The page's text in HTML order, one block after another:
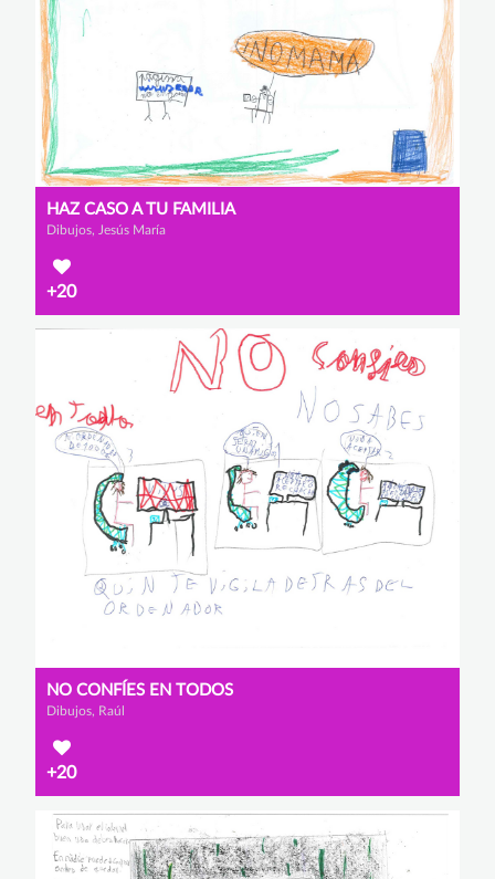
HAZ CASO A TU FAMILIA
Dibujos, Jesús María
+20
NO CONFÍES EN TODOS
Dibujos, Raúl
+20